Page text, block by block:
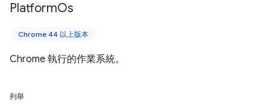
PlatformOs
Chrome 44 以上版本
Chrome 執行的作業系統。
列舉